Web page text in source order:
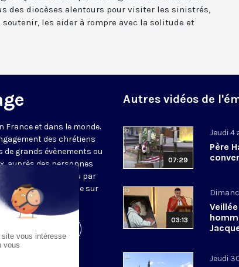
des diocèses alentours pour visiter les sinistrés,
soutenir, les aider à rompre avec la solitude et
France et dans le monde.
des chrétiens
de grands évènements ou
auprès des personnes
du Bien commun ou par
regard d’espérance sur
Autres vidéos de
07:29
Jeudi 4
Père
03:13
Jeudi